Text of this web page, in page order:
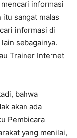
informasi
itu sangat malas
informasi di
sebagainya.
Trainer Internet
bahwa
akan ada
Pembicara
yang menilai,